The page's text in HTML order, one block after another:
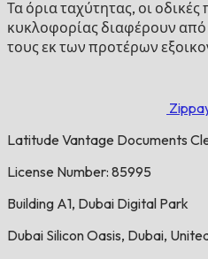
Τα όρια ταχύτητας, οι οδικές
κυκλοφορίας διαφέρουν
τους εκ των προτέρων
Latitude Vantage Documents
License Number: 85995
Building A1, Dubai Digital Park
Dubai Silicon Oasis, Dubai,